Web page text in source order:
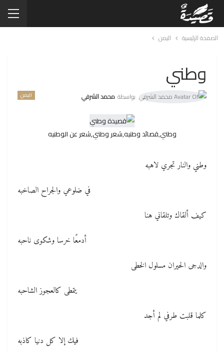
الصفحة الرئيسية اليمن
وطني
اليمن بواسطة محمد الشرفي
وطني,قصائد وطنيه,شعر وطني,شعر عن الوطنيه
وطني والنار تجري لاهبه
في ضلوعي والجراح الصاخبه
كيف ألقاك وتلقاني هنا
أدمعًا خرسا وشكوى ناحبه
والدجى الحيران مسلول الخطى
يتمطى كالعجوز الشاحبه
كلما قلبت طرفي لم أجد
فيك إلا كل دنيا كاذبه